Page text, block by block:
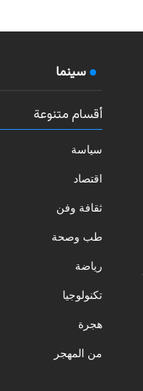
سينما
أقسام متنوعة
سياسة
اقتصاد
ثقافة وفن
طب وصحة
رياضة
تكنولوجيا
هجرة
من المهجر